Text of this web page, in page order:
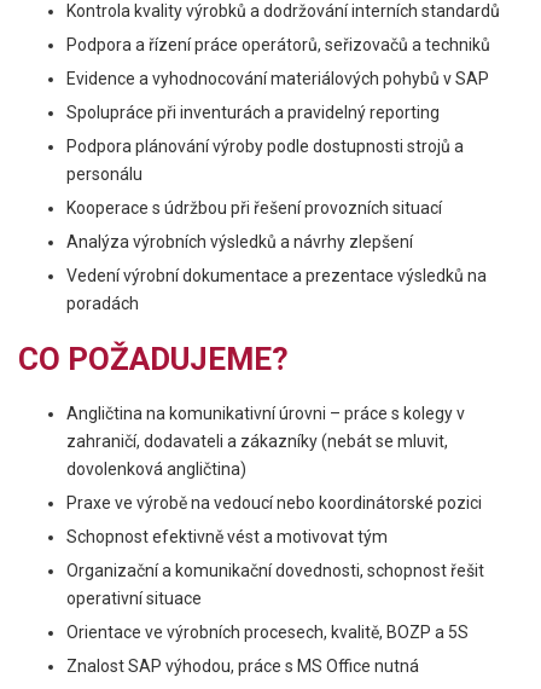
Kontrola kvality výrobků a dodržování interních standardů
Podpora a řízení práce operátorů, seřizovačů a techniků
Evidence a vyhodnocování materiálových pohybů v SAP
Spolupráce při inventurách a pravidelný reporting
Podpora plánování výroby podle dostupnosti strojů a
personálu
Kooperace s údržbou při řešení provozních situací
Analýza výrobních výsledků a návrhy zlepšení
Vedení výrobní dokumentace a prezentace výsledků na
poradách
CO POŽADUJEME?
Angličtina na komunikativní úrovni – práce s kolegy v
zahraničí, dodavateli a zákazníky (nebát se mluvit,
dovolenková angličtina)
Praxe ve výrobě na vedoucí nebo koordinátorské pozici
Schopnost efektivně vést a motivovat tým
Organizační a komunikační dovednosti, schopnost řešit
operativní situace
Orientace ve výrobních procesech, kvalitě, BOZP a 5S
Znalost SAP výhodou, práce s MS Office nutná